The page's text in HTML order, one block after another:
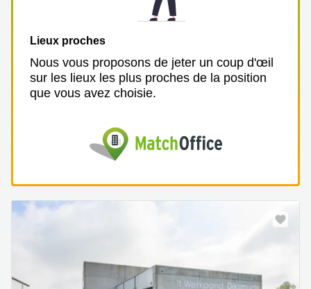
Lieux proches
Nous vous proposons de jeter un coup d'œil
sur les lieux les plus proches de la position
que vous avez choisie.